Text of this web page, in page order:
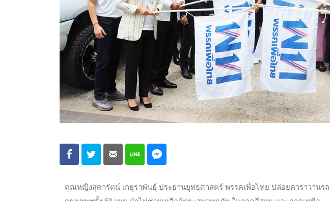
คุณหญิงสุดารัตน์ เกยุราพันธุ์ ประธานยุทธศาสตร์ พรรคเพื่อไทย ปล่อยคาราวานร